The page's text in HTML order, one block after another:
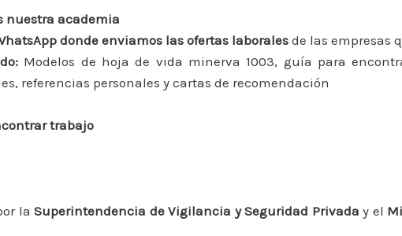
nuestra academia
donde enviamos las ofertas laborales de las empresas
Modelos de hoja de vida minerva 1003, guía para
referencias personales y cartas de recomendación
trabajo
la Superintendencia de Vigilancia y Seguridad Privada y el